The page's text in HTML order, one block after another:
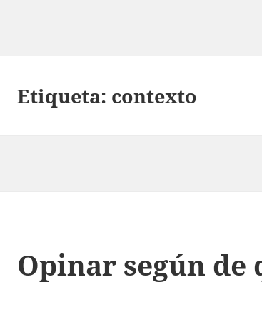
Etiqueta: contexto
Opinar según de